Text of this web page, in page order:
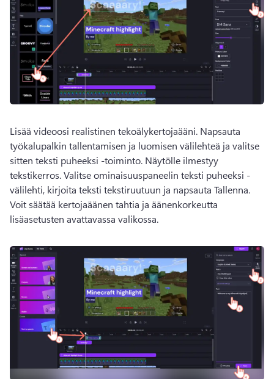
Lisää videoosi realistinen tekoälykertojaääni. Napsauta
työkalupalkin tallentamisen ja luomisen välilehteä ja valitse
sitten teksti puheeksi -toiminto. Näytölle ilmestyy
tekstikerros. Valitse ominaisuuspaneelin teksti puheeksi -
välilehti, kirjoita teksti tekstiruutuun ja napsauta Tallenna.
Voit säätää kertojaäänen tahtia ja äänenkorkeutta
lisäasetusten avattavassa valikossa.